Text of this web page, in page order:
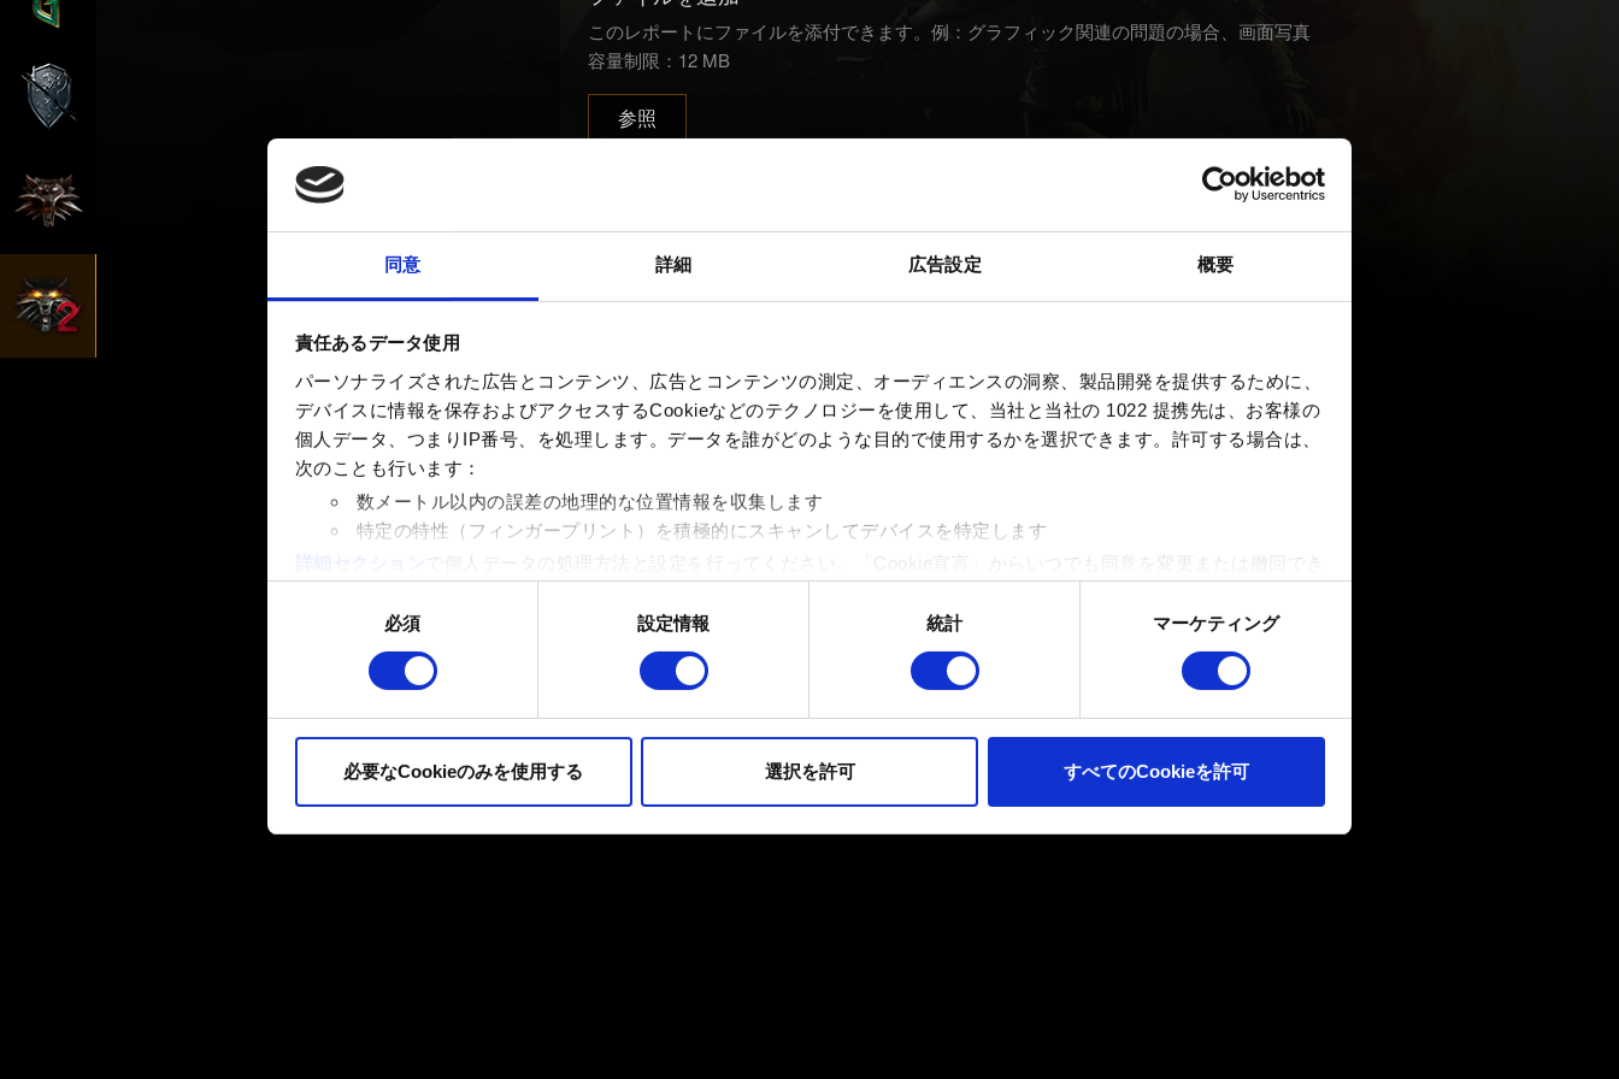
同意 詳細 広告設定 概要
責任あるデータ使用
パーソナライズされた広告とコンテンツ、広告とコンテンツの測定、オーディエンスの洞察、製品開発を提供するために、
デバイスに情報を保存およびアクセスするCookieなどのテクノロジーを使用して、当社と当社の 1022 提携先は、お客様の
個人データ、つまりIP番号、を処理します。データを誰がどのような目的で使用するかを選択できます。 許可する場合は、
次のことも行います：
数メートル以内の誤差の地理的な位置情報を収集します
特定の特性（フィンガープリント）を積極的にスキャンしてデバイスを特定します
で個人データの処理方法と設定を行ってください。「Cookie宣言」からいつでも同意を変更または撤回でき
一部のCookieはウェブサイトの機能を正常にお使いいただくために必要なものです。その他のCookieは、ウェブサイトの
品質向上のために、オプションとして技術的およびコンテンツ関連のフィードバックを送信します。また、ソーシャルメデ
ます。お客様の許可なくこれらのオプションが有効になることはありません。
必須 設定情報 統計 マーケティング
必要なCookieのみを使用する 選択を許可 すべてのCookieを許可
このレポートにファイルを添付できます。例：グラフィック関連の問題の場合、画面写真
容量制限：12 MB
参照
送信
個人データの取り扱いに関するお知らせ